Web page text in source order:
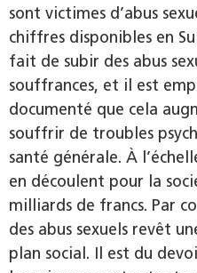
sont victimes d’abus
chiffres disponibles en
fait de subir des abus
souffrances, et il est
documenté que cela
souffrir de troubles
santé générale. À
en découlent pour la
milliards de francs. Par
des abus sexuels revêt
plan social. Il est du